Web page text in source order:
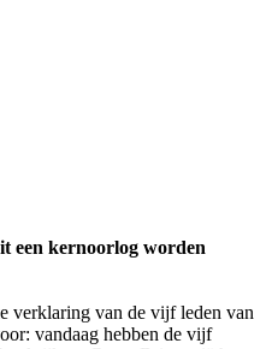
een kernoorlog worden
verklaring van de vijf leden van
vandaag hebben de vijf